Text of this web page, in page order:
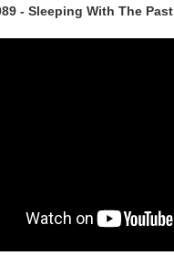
- Sleeping With The Past